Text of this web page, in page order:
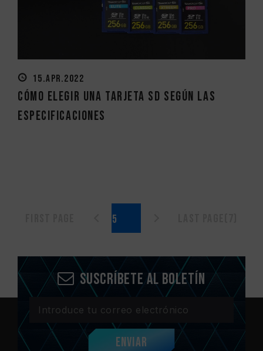
15.APR.2022
Cómo elegir una tarjeta SD según las
especificaciones
Suscríbete al boletín
Enviar